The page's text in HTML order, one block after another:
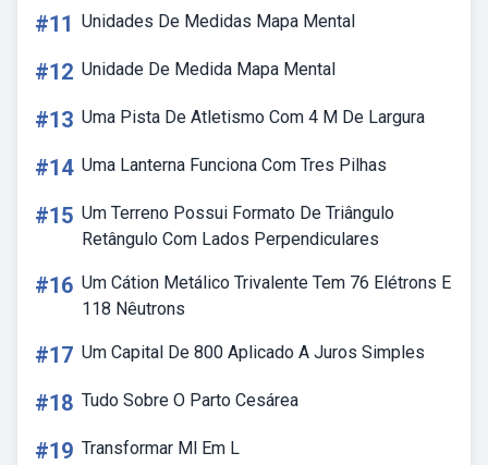
#11 Unidades De Medidas Mapa Mental
#12 Unidade De Medida Mapa Mental
#13 Uma Pista De Atletismo Com 4 M De Largura
#14 Uma Lanterna Funciona Com Tres Pilhas
#15 Um Terreno Possui Formato De Triângulo
Retângulo Com Lados Perpendiculares
#16 Um Cátion Metálico Trivalente Tem 76 Elétrons E
118 Nêutrons
#17 Um Capital De 800 Aplicado A Juros Simples
#18 Tudo Sobre O Parto Cesárea
#19 Transformar Ml Em L